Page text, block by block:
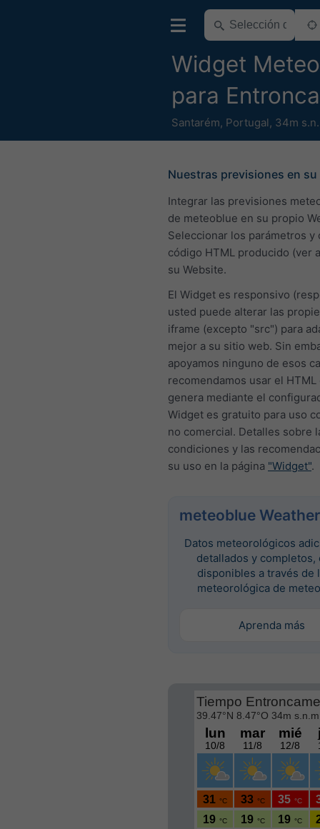
Widget
para
Santarém, Portugal, 34m
Nuestras previsiones en
Integrar las previsiones
de meteoblue en su propio
Seleccionar los parámetros y
código HTML producido (ver
su Website.
El Widget es responsivo
usted puede alterar las
iframe (excepto "src") para
mejor a su sitio web. Sin
apoyamos ninguno de esos
recomendamos usar el HTML
genera mediante el
Widget es gratuito para uso
no comercial. Detalles sobre
condiciones y las
su uso en la página "Widget".
meteoblue
Datos meteorológicos
detallados y completos,
disponibles a través de
meteorológica de
Aprenda más